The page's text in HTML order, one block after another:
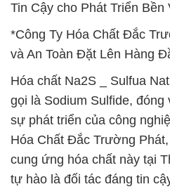
Tin Cậy cho Phát Triển Bền
*Công Ty Hóa Chất Đắc
và An Toàn Đặt Lên Hàng
Hóa chất Na2S _ Sulfua
gọi là Sodium Sulfide, đóng
sự phát triển của công
Hóa Chất Đắc Trường
cung ứng hóa chất này tại
tự hào là đối tác đáng tin